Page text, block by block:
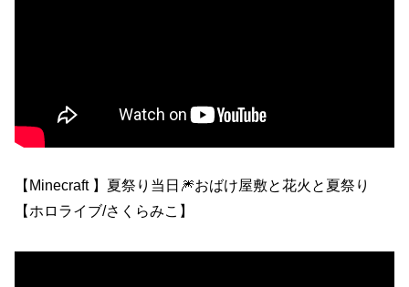
【Minecraft 】夏祭り当日🎆おばけ屋敷と花火と夏祭り
【ホロライブ/さくらみこ】